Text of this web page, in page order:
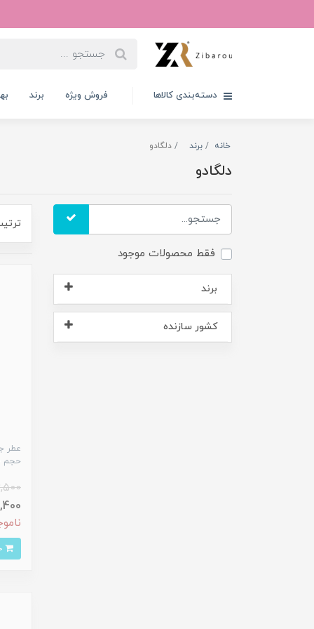
دسته‌بندی کالاها فروش ویژه برند
خانه برند دلگادو
دلگادو
فقط محصولات موجود
برند
کشور سازنده
حجم 30 میلی لیتر